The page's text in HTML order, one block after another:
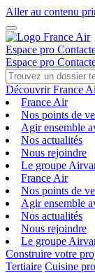
Aller au contenu
Espace pro
Espace pro
Découvrir France
France Air
Nos points de
Agir ensemble
Nos actualités
Nous rejoindre
Le groupe
France Air
Nos points de
Agir ensemble
Nos actualités
Nous rejoindre
Le groupe
Construire votre
Tertiaire Cuisine